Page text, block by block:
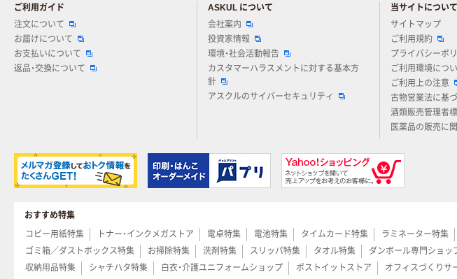
ご利用ガイド
注文について
お届けについて
お支払いについて
返品・交換について
ASKUL について
会社案内
投資家情報
環境・社会活動報告
カスタマーハラスメントに対する基本方
針
アスクルのサイバーセキュリティ
当サイトについて
サイトマップ
ご利用規約
プライバシーポ
ご利用環境につ
ご利用上の注意
古物営業法に基
酒類販売管理者
医薬品の販売に
おすすめ特集
コピー用紙特集
トナー・インクメガストア 電卓特集 電池特集 タイムカード特集 ラミネーター特集
ゴミ箱／ダストボックス特集
お掃除特集 洗剤特集 スリッパ特集 タオル特集 ダンボール専門ショッ
収納用品特集
シャチハタ特集 白衣・介護ユニフォームショップ ポストイットストア オフィスづくりサ